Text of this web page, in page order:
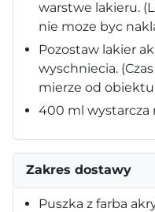
warstwe lakieru.
nie moze byc
Pozostaw lakier
wyschniecia.
mierze od
400 ml wystarcza
Zakres dostawy
Puszka z farba